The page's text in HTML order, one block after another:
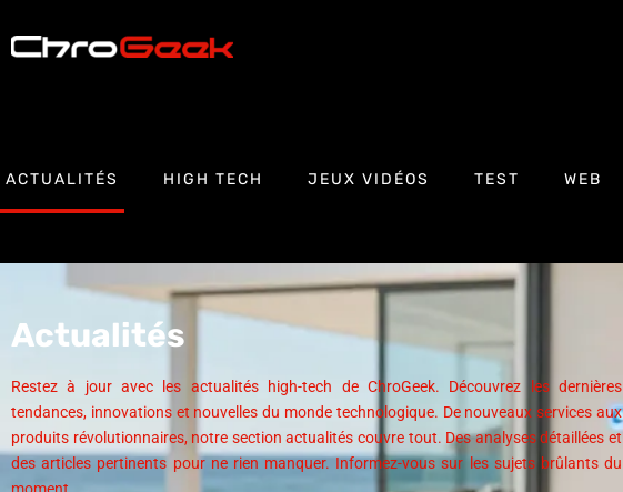
ACTUALITÉS HIGH TECH JEUX VIDÉOS TEST WEB
Actualités
Restez à jour avec les actualités high-tech de ChroGeek. Découvrez les dernières
tendances, innovations et nouvelles du monde technologique. De nouveaux services aux
produits révolutionnaires, notre section actualités couvre tout. Des analyses détaillées et
des articles pertinents pour ne rien manquer. Informez-vous sur les sujets brûlants du
moment.